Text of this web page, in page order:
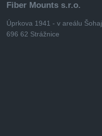
Fiber Mounts s.r.o.
Úprkova 1941 - v areálu Šohaj
696 62 Strážnice